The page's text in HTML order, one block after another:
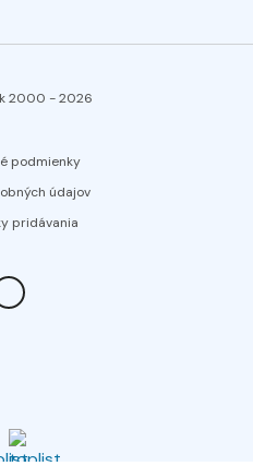
2000 -2026
podmienky
údajov
pridávania